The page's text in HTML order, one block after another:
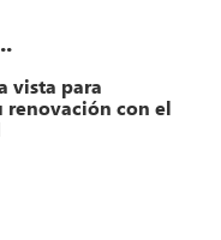
vista para
renovación con el